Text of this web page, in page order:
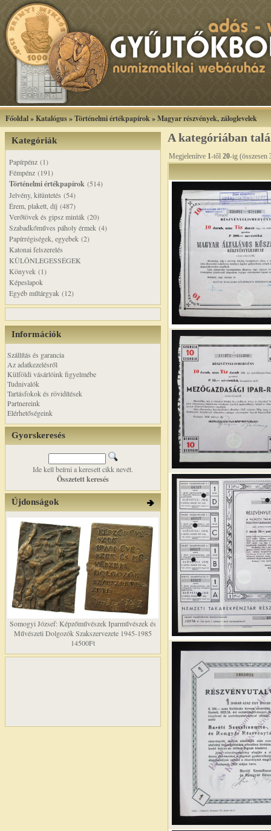
Főoldal»Katalógus»Történelmi értékpapírok»Magyar részvények, záloglevelek
Kategóriák
Papírpénz (1)
Fémpénz (191)
Történelmi értékpapírok (514)
Jelvény, kitüntetés (54)
Érem, plakett, díj (487)
Verőtövek és gipsz minták (20)
Szabadkőműves páholy érmek (4)
Papírrégiségek, egyebek (2)
Katonai felszerelés
KÜLÖNLEGESSÉGEK
Könyvek (1)
Képeslapok
Egyéb műtárgyak (12)
Információk
Szállítás és garancia
Az adatkezelésről
Külföldi vásárlóink figyelmébe
Tudnivalók
Tartásfokok és rövidítések
Partnereink
Elérhetőségeink
Gyorskeresés
Ide kell beírni a keresett cikk nevét.
Összetett keresés
Újdonságok
Somogyi József: Képzőművészek Iparművészek és
Művészeti Dolgozók Szakszervezete 1945-1985
14500Ft
A kategóriában
Megjelenítve 1-től 20-ig (összesen